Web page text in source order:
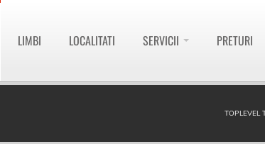
LIMBI LOCALITATI SERVICII PRETURI
TOPLEVEL